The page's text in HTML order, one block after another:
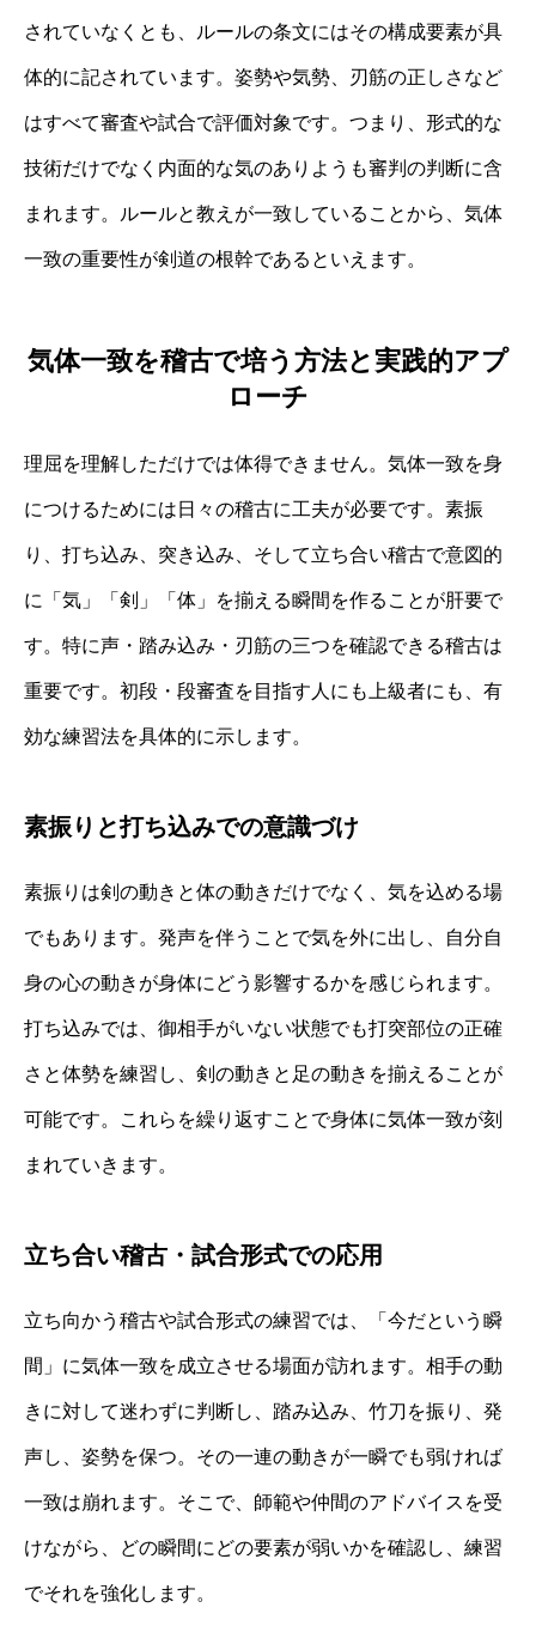
されていなくとも、ルールの条文にはその構成要素が具
体的に記されています。姿勢や気勢、刃筋の正しさなど
はすべて審査や試合で評価対象です。つまり、形式的な
技術だけでなく内面的な気のありようも審判の判断に含
まれます。ルールと教えが一致していることから、気体
一致の重要性が剣道の根幹であるといえます。
気体一致を稽古で培う方法と実践的アプ
ローチ
理屈を理解しただけでは体得できません。気体一致を身
につけるためには日々の稽古に工夫が必要です。素振
り、打ち込み、突き込み、そして立ち合い稽古で意図的
に「気」「剣」「体」を揃える瞬間を作ることが肝要で
す。特に声・踏み込み・刃筋の三つを確認できる稽古は
重要です。初段・段審査を目指す人にも上級者にも、有
効な練習法を具体的に示します。
素振りと打ち込みでの意識づけ
素振りは剣の動きと体の動きだけでなく、気を込める場
でもあります。発声を伴うことで気を外に出し、自分自
身の心の動きが身体にどう影響するかを感じられます。
打ち込みでは、御相手がいない状態でも打突部位の正確
さと体勢を練習し、剣の動きと足の動きを揃えることが
可能です。これらを繰り返すことで身体に気体一致が刻
まれていきます。
立ち合い稽古・試合形式での応用
立ち向かう稽古や試合形式の練習では、「今だという瞬
間」に気体一致を成立させる場面が訪れます。相手の動
きに対して迷わずに判断し、踏み込み、竹刀を振り、発
声し、姿勢を保つ。その一連の動きが一瞬でも弱ければ
一致は崩れます。そこで、師範や仲間のアドバイスを受
けながら、どの瞬間にどの要素が弱いかを確認し、練習
でそれを強化します。